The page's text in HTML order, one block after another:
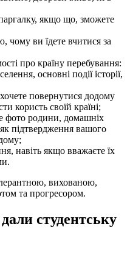
якщо що, зможете
чому ви їдете вчитися за
про країну перебування:
основні події історії,
повернутися додому
користь своїй країні;
фото родини, домашніх
підтвердження вашого
навіть якщо вважаєте їх
вихованою,
та прогресором.
студентську